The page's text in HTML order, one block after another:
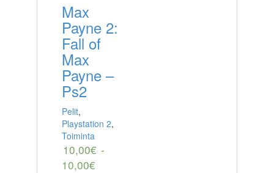
Max
Payne 2:
Fall of
Max
Payne –
Ps2
Pelit,
Playstation 2,
Toiminta
10,00€ -
10,00€